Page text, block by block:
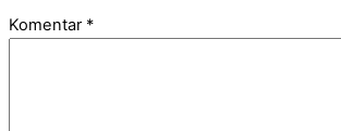
Komentar *